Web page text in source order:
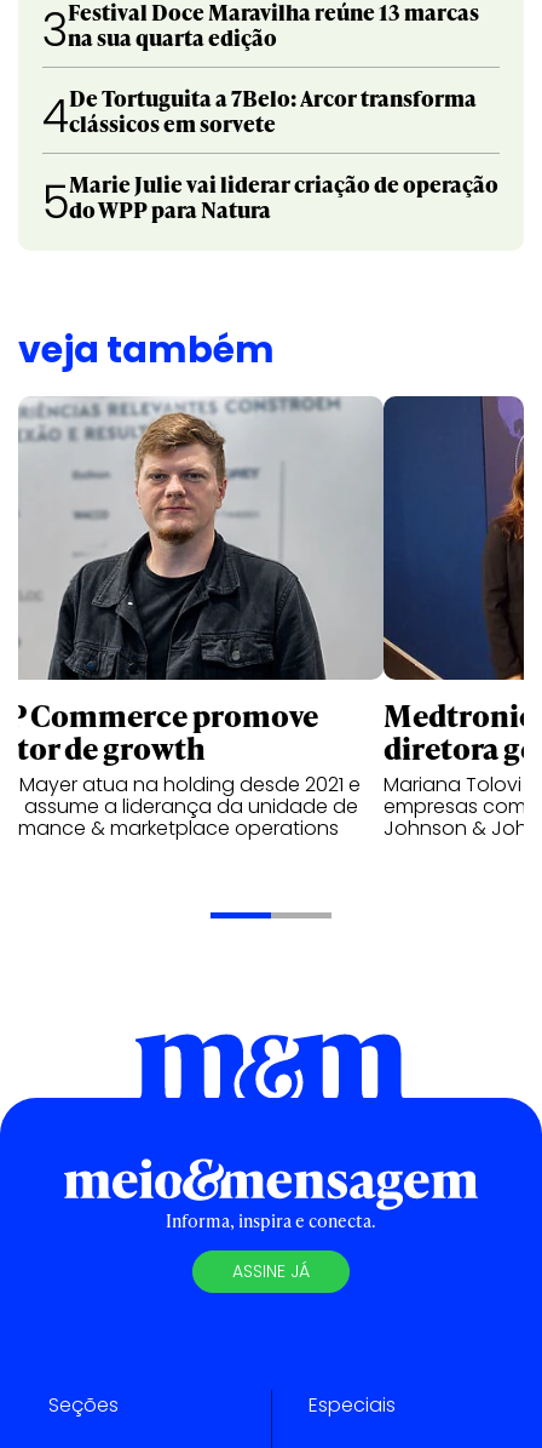
3Festival Doce Maravilha reúne 13 marcas
na sua quarta edição
4De Tortuguita a 7Belo: Arcor transforma
clássicos em sorvete
5Marie Julie vai liderar criação de operação
do WPP para Natura
veja também
Commerce promove
de growth
Mayer atua na holding desde 2021 e
assume a liderança da unidade de
& marketplace operations
Medtronic
diretora
Mariana Tolovi
empresas
Johnson &
Informa, inspira e conecta.
ASSINE JÁ
Seções Especiais